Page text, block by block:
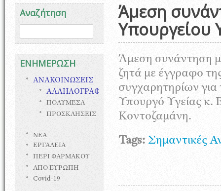
Αναζήτηση
Φόρμα αναζήτησης
ΕΝΗΜΕΡΩΣΗ
ΑΝΑΚΟΙΝΩΣΕΙΣ
ΑΛΛΗΛΟΓΡΑΦΙΑ
ΠΟΛΥΜΕΣΑ
ΠΡΟΣΚΛΗΣΕΙΣ
ΝΕΑ
ΕΡΓΑΛΕΙΑ
ΠΕΡΙ ΦΑΡΜΑΚΟΥ
ΑΠΟ ΕΥΡΩΠΗ
Covid-19
Άμεση
Υπουργείου
Άμεση συνάντηση
ζητά με έγγραφο
συγχαρητηρίων
Υπουργό Υγείας κ.
Κοντοζαμάνη.
Tags: Σημαντικές